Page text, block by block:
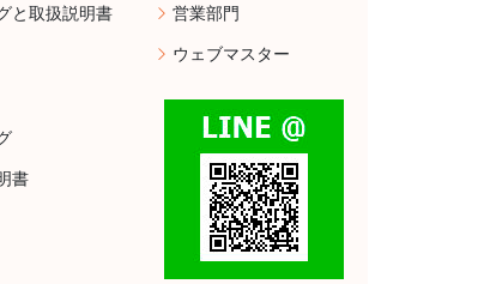
と取扱説明書
書
営業部門
ウェブマスター